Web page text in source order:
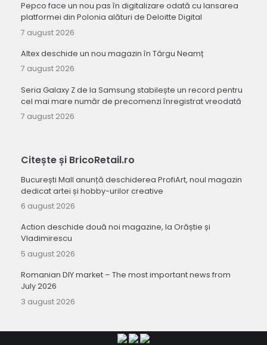
Pepco face un nou pas în digitalizare odată cu lansarea
platformei din Polonia alături de Deloitte Digital
7 august 2026
Altex deschide un nou magazin în Târgu Neamț
7 august 2026
Seria Galaxy Z de la Samsung stabilește un record pentru
cel mai mare număr de precomenzi înregistrat vreodată
7 august 2026
Citește și BricoRetail.ro
București Mall anunță deschiderea ProfiArt, noul magazin
dedicat artei și hobby-urilor creative
6 august 2026
Action deschide două noi magazine, la Orăștie și
Vladimirescu
5 august 2026
Romanian DIY market – The most important news from
July 2026
3 august 2026